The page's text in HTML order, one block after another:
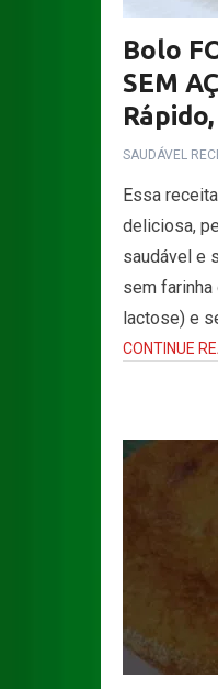
Bolo
SEM
SAUDÁVEL
Essa
deliciosa,
saudável e
sem
lactose) e
CONTINUE